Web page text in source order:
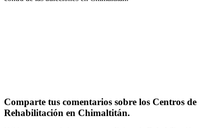
Comparte tus comentarios sobre los Centros de
Rehabilitación en Chimaltitán.